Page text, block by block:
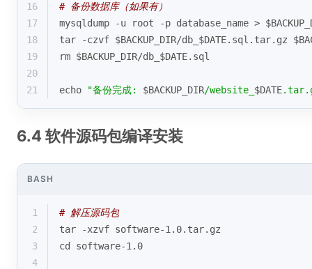
16
# 备份数据库（如果有）
17
mysqldump -u root -p database_name >
18
tar -czvf $BACKUP_DIR/db_ $DATE.sql.tar.gz
19
rm $BACKUP_DIR/db_ $DATE.sql
20
21
echo "备份完成: $BACKUP_DIR/website_ $DATE
6.4 软件源码包编译安装
BASH
1
# 解压源码包
2
tar -xzvf software-1.0.tar.gz
3
cd
software-1.0
4